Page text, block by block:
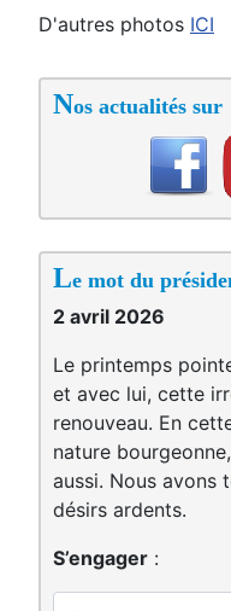
Nos actualités sur
Le mot du
2 avril 2026
Le printemps
et avec lui, cette
renouveau. En
nature
aussi. Nous avons
désirs ardents.
S’engager :
D'autres photos ICI